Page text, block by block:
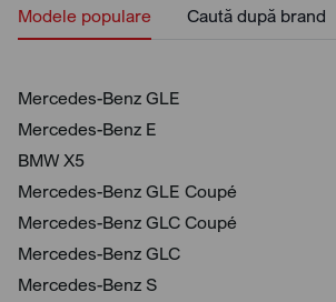
Modele populare Caută după brand
Mercedes-Benz GLE
Mercedes-Benz E
BMW X5
Mercedes-Benz GLE Coupé
Mercedes-Benz GLC Coupé
Mercedes-Benz GLC
Mercedes-Benz S